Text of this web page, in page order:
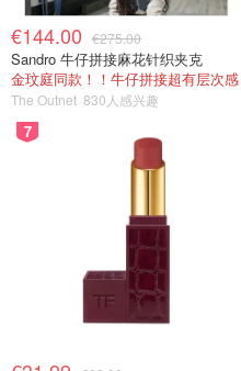
€144.00 €275.00
Sandro 牛仔拼接麻花针织夹克
金玟庭同款！！牛仔拼接超有层次感
The Outnet 830人感兴趣
7